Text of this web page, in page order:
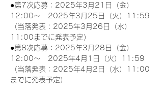
●第7次応募：2025年3月21日（金）
12:00～　2025年3月25日（火）11:59
（当落発表：2025年3月26日（水）
11:00までに発表予定）
●第8次応募：2025年3月28日（金）
12:00～　2025年4月1日（火）11:59
（当落発表：2025年4月2日（水）11:00
までに発表予定）